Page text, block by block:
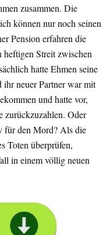
zusammen. Die
können nur noch seinen
Pension erfahren die
heftigen Streit zwischen
hatte Ehmen seine
neuer Partner war mit
und hatte vor,
zurückzuzahlen. Oder
für den Mord? Als die
Toten überprüfen,
in einem völlig neuen